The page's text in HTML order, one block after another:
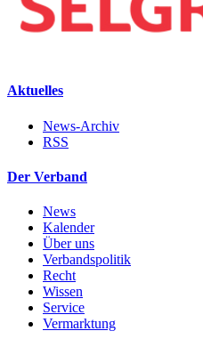
Aktuelles
News-Archiv
RSS
Der Verband
News
Kalender
Über uns
Verbandspolitik
Recht
Wissen
Service
Vermarktung